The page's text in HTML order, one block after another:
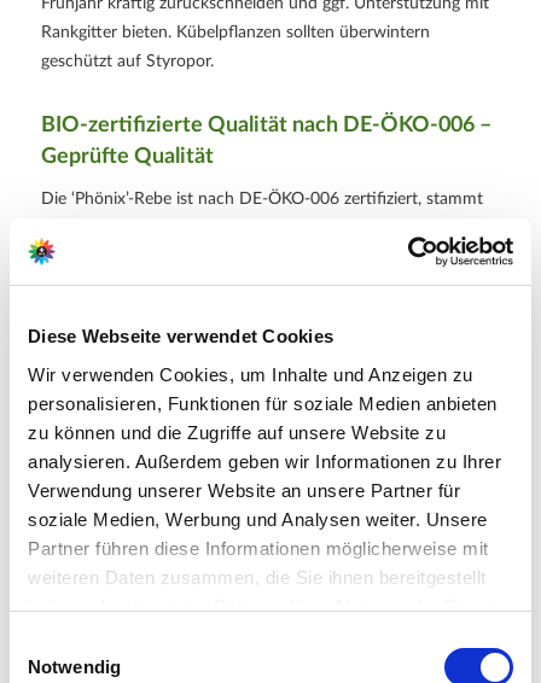
Diese Webseite verwendet Cookies
Wir verwenden Cookies, um Inhalte und Anzeigen zu
personalisieren, Funktionen für soziale Medien anbieten
zu können und die Zugriffe auf unsere Website zu
analysieren. Außerdem geben wir Informationen zu Ihrer
Verwendung unserer Website an unsere Partner für
soziale Medien, Werbung und Analysen weiter. Unsere
Partner führen diese Informationen möglicherweise mit
weiteren Daten zusammen, die Sie ihnen bereitgestellt
haben oder die sie im Rahmen Ihrer Nutzung der Dienste
betätigen Sie anschließend den "OK"-Button:
Notwendig
Frühjahr kräftig zurückschneiden und ggf. Unterstützung mit
Rankgitter bieten. Kübelpflanzen sollten überwintern
geschützt auf Styropor.
BIO-zertifizierte Qualität nach DE-ÖKO-006 –
Geprüfte Qualität
Die ‘Phönix’-Rebe ist nach DE-ÖKO-006 zertifiziert, stammt
synthetische Pestizide oder Kunstdünger.
September
BIO-Zertifiziert nachDE-ÖKO-006
Hersteller/Importeur
Co KG